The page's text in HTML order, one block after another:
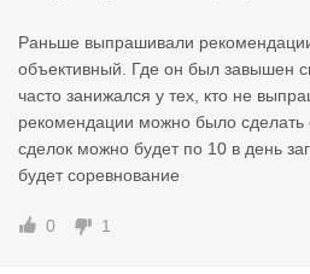
Раньше выпрашивали
объективный. Где он был завышен
часто занижался у тех, кто не
рекомендации можно было
сделок можно будет по 10 в день
будет соревнование
0 1